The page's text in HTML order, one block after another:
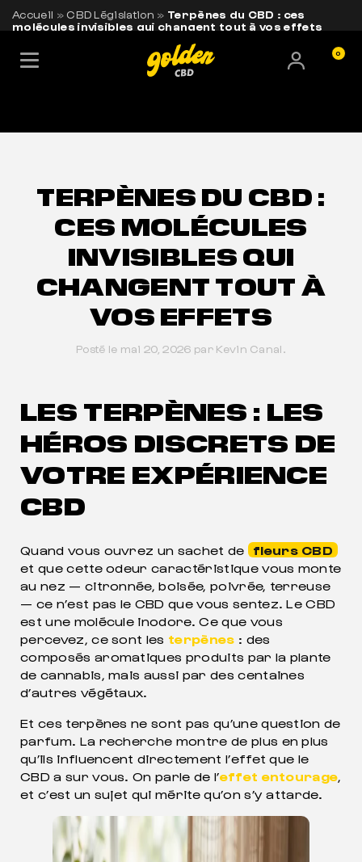
Accueil »CBD Législation » Terpènes du CBD : ces
molécules invisibles qui changent tout à vos effets
0
LIVRAISON OFFERTE EN FRANCE
BESOIN DE CONSEILS ? +33 7 56 93 14 20
TERPÈNES DU CBD :
CES MOLÉCULES
INVISIBLES QUI
CHANGENT TOUT À
VOS EFFETS
Posté le mai 20, 2026 par Kevin Canal.
LES TERPÈNES : LES
HÉROS DISCRETS DE
VOTRE EXPÉRIENCE
CBD
Quand vous ouvrez un sachet de
fleurs CBD
et que cette odeur caractéristique vous monte
au nez — citronnée, boisée, poivrée, terreuse
— ce n’est pas le CBD que vous sentez. Le CBD
est une molécule inodore. Ce que vous
percevez, ce sont les terpènes : des
composés aromatiques produits par la plante
de cannabis, mais aussi par des centaines
d’autres végétaux.
Et ces terpènes ne sont pas qu’une question de
parfum. La recherche montre de plus en plus
qu’ils influencent directement l’effet que le
CBD a sur vous. On parle de l’effet entourage,
et c’est un sujet qui mérite qu’on s’y attarde.